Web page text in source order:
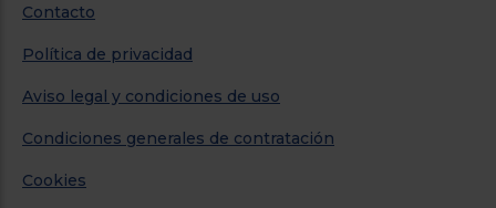
Contacto
Política de privacidad
Aviso legal y condiciones de uso
Condiciones generales de contratación
Cookies